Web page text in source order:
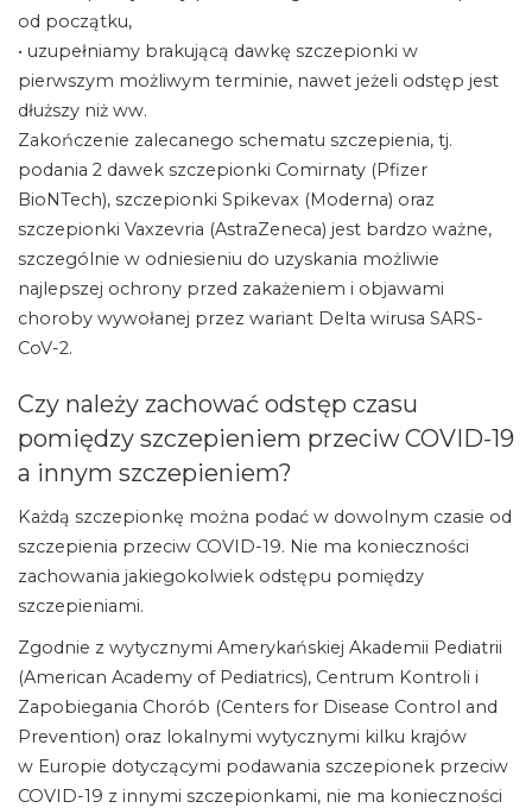
od początku,
• uzupełniamy brakującą dawkę szczepionki w
pierwszym możliwym terminie, nawet jeżeli odstęp jest
dłuższy niż ww.
Zakończenie zalecanego schematu szczepienia, tj.
podania 2 dawek szczepionki Comirnaty (Pfizer
BioNTech), szczepionki Spikevax (Moderna) oraz
szczepionki Vaxzevria (AstraZeneca) jest bardzo ważne,
szczególnie w odniesieniu do uzyskania możliwie
najlepszej ochrony przed zakażeniem i objawami
choroby wywołanej przez wariant Delta wirusa SARS-
CoV-2.
Czy należy zachować odstęp czasu
pomiędzy szczepieniem przeciw COVID-19
a innym szczepieniem?
Każdą szczepionkę można podać w dowolnym czasie od
szczepienia przeciw COVID-19. Nie ma konieczności
zachowania jakiegokolwiek odstępu pomiędzy
szczepieniami.
Zgodnie z wytycznymi Amerykańskiej Akademii Pediatrii
(American Academy of Pediatrics), Centrum Kontroli i
Zapobiegania Chorób (Centers for Disease Control and
Prevention) oraz lokalnymi wytycznymi kilku krajów
w Europie dotyczącymi podawania szczepionek przeciw
COVID-19 z innymi szczepionkami, nie ma konieczności